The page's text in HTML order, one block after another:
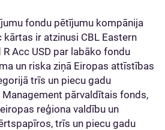
fondu pētījumu kompānija
ir atzinusi CBL Eastern
Acc USD par labāko fondu
un riska ziņā Eiropas attīstības
trīs un piecu gadu
pārvaldītais fonds,
reģiona valdību un
trīs un piecu gadu